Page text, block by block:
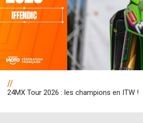
//
24MX Tour 2026 : les champions en ITW !